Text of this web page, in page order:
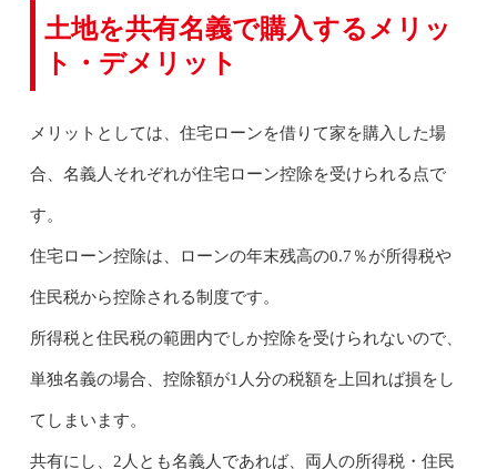
土地を共有名義で購入するメリッ
ト・デメリット
メリットとしては、住宅ローンを借りて家を購入した場
合、名義人それぞれが住宅ローン控除を受けられる点で
す。
住宅ローン控除は、ローンの年末残高の0.7％が所得税や
住民税から控除される制度です。
所得税と住民税の範囲内でしか控除を受けられないので、
単独名義の場合、控除額が1人分の税額を上回れば損をし
てしまいます。
共有にし、2人とも名義人であれば、両人の所得税・住民